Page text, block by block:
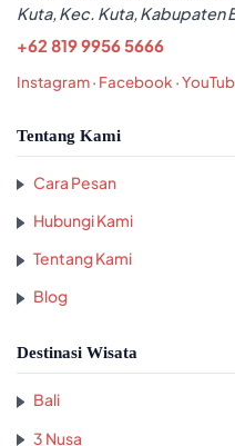
Kuta, Kec. Kuta, Kabupaten
+62 819 9956 5666
Instagram· Facebook ·
Tentang Kami
Cara Pesan
Hubungi Kami
Tentang Kami
Blog
Destinasi Wisata
Bali
3 Nusa